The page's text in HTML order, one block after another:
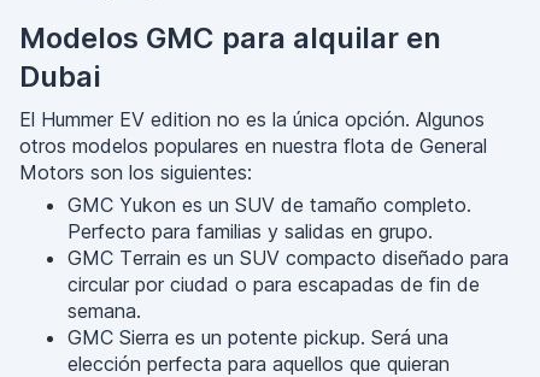
Modelos GMC para alquilar en
Dubai
El Hummer EV edition no es la única opción. Algunos
otros modelos populares en nuestra flota de General
Motors son los siguientes:
GMC Yukon es un SUV de tamaño completo.
Perfecto para familias y salidas en grupo.
GMC Terrain es un SUV compacto diseñado para
circular por ciudad o para escapadas de fin de
semana.
GMC Sierra es un potente pickup. Será una
elección perfecta para aquellos que quieran